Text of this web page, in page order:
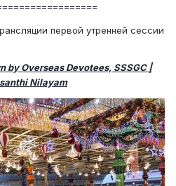
первой утренней сессии
by Overseas Devotees, SSSGC |
Nilayam